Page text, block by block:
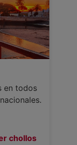
en todos
chollos